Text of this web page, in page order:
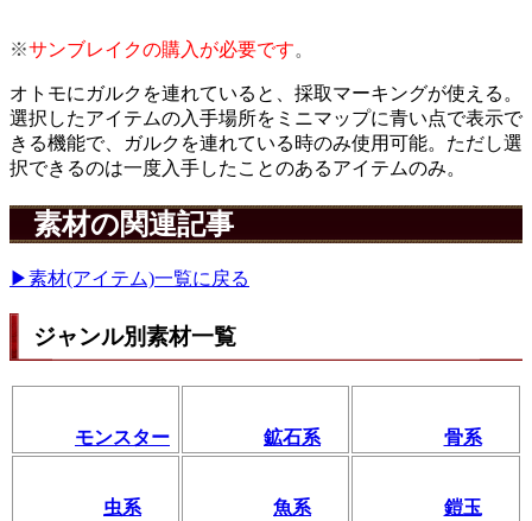
※サンブレイクの購入が必要です。
オトモにガルクを連れていると、採取マーキングが使える。
選択したアイテムの入手場所をミニマップに青い点で表示で
きる機能で、ガルクを連れている時のみ使用可能。ただし選
択できるのは一度入手したことのあるアイテムのみ。
素材の関連記事
▶素材(アイテム)一覧に戻る
ジャンル別素材一覧
モンスター 鉱石系 骨系
虫系 魚系 鎧玉